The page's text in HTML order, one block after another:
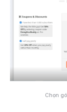
Chọn